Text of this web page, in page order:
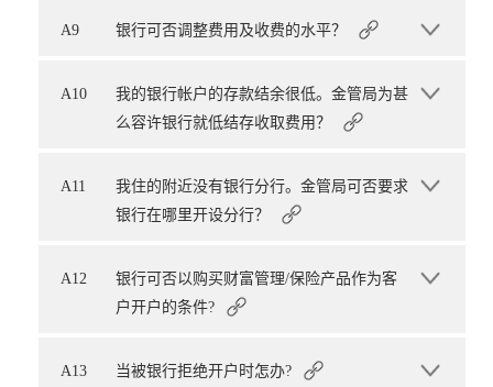
A9 银行可否调整费用及收费的水平？
A10
我的银行帐户的存款结余很低。金管局为甚
么容许银行就低结存收取费用？
A11
我住的附近没有银行分行。金管局可否要求
银行在哪里开设分行？
A12
银行可否以购买财富管理/保险产品作为客
户开户的条件?
A13 当被银行拒绝开户时怎办?